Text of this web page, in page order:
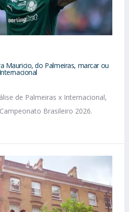
Mauricio, do Palmeiras, marcar ou
de Palmeiras x Internacional,
Brasileiro 2026.